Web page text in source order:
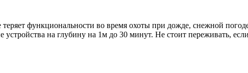
функциональности во время охоты при дожде, снежной
устройства на глубину на 1м до 30 минут. Не стоит переживать,